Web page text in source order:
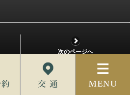
次のページへ